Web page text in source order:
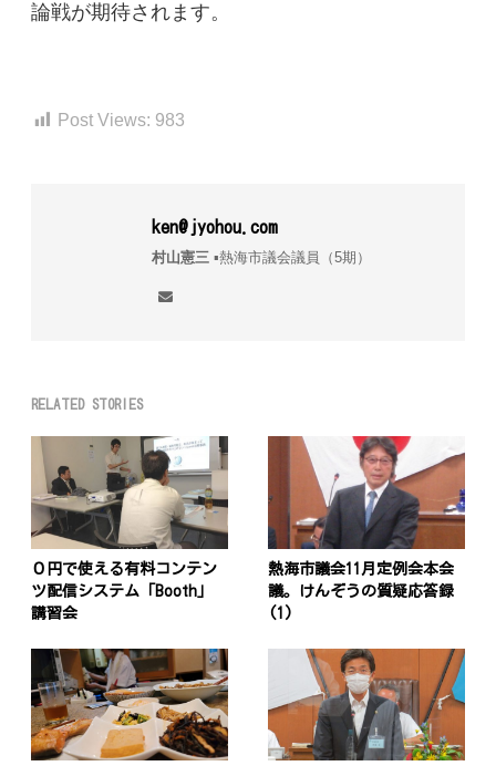
論戦が期待されます。
Post Views: 983
ken@jyohou.com
村山憲三▪︎熱海市議会議員（5期）
RELATED STORIES
０円で使える有料コンテン
ツ配信システム「Booth」
講習会
熱海市議会11月定例会本会
議。けんぞうの質疑応答録
(1)